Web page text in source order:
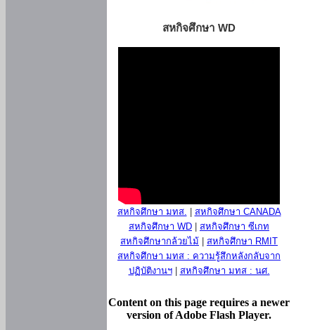
สหกิจศึกษา WD
สหกิจศึกษา มทส.
สหกิจศึกษา CANADA
สหกิจศึกษา WD
สหกิจศึกษา ซีเกท
สหกิจศึกษากล้วยไม้
สหกิจศึกษา RMIT
สหกิจศึกษา มทส : ความรู้สึกหลังกลับจาก
ปฏิบัติงานฯ| สหกิจศึกษา มทส : นศ.
Content on this page requires a newer
version of Adobe Flash Player.